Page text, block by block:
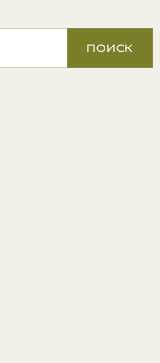
ПОИСК